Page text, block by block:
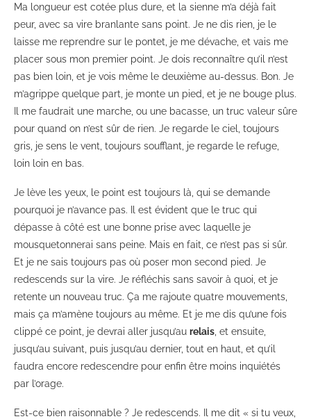
Ma longueur est cotée plus dure, et la sienne m’a déjà fait
peur, avec sa vire branlante sans point. Je ne dis rien, je le
laisse me reprendre sur le pontet, je me dévache, et vais me
placer sous mon premier point. Je dois reconnaître qu’il n’est
pas bien loin, et je vois même le deuxième au-dessus. Bon. Je
m’agrippe quelque part, je monte un pied, et je ne bouge plus.
Il me faudrait une marche, ou une bacasse, un truc valeur sûre
pour quand on n’est sûr de rien. Je regarde le ciel, toujours
gris, je sens le vent, toujours soufflant, je regarde le refuge,
loin loin en bas.
Je lève les yeux, le point est toujours là, qui se demande
pourquoi je n’avance pas. Il est évident que le truc qui
dépasse à côté est une bonne prise avec laquelle je
mousquetonnerai sans peine. Mais en fait, ce n’est pas si sûr.
Et je ne sais toujours pas où poser mon second pied. Je
redescends sur la vire. Je réfléchis sans savoir à quoi, et je
retente un nouveau truc. Ça me rajoute quatre mouvements,
mais ça m’amène toujours au même. Et je me dis qu’une fois
clippé ce point, je devrai aller jusqu’au relais , et ensuite,
jusqu’au suivant, puis jusqu’au dernier, tout en haut, et qu’il
faudra encore redescendre pour enfin être moins inquiétés
par l’orage.
Est-ce bien raisonnable ? Je redescends. Il me dit « si tu veux,